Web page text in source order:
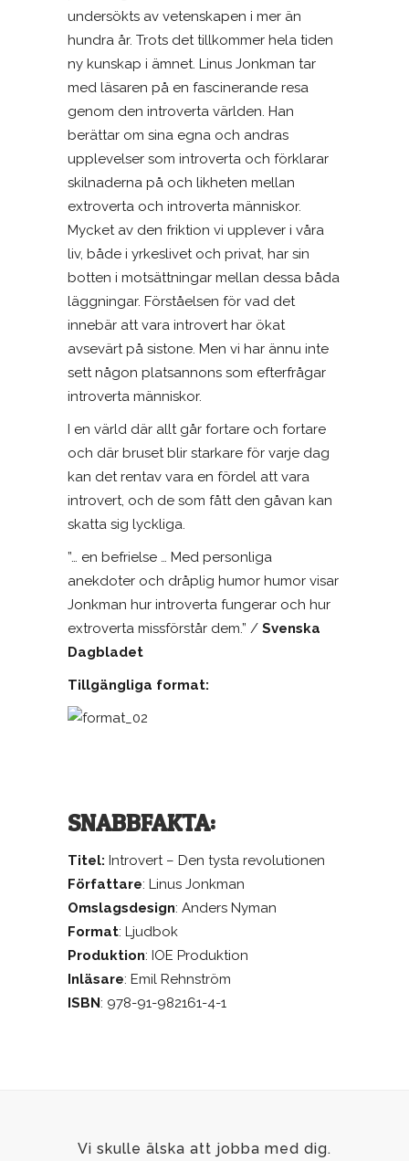
undersökts av vetenskapen i mer än
hundra år. Trots det tillkommer hela tiden
ny kunskap i ämnet. Linus Jonkman tar
med läsaren på en fascinerande resa
genom den introverta världen. Han
berättar om sina egna och andras
upplevelser som introverta och förklarar
skilnaderna på och likheten mellan
extroverta och introverta människor.
Mycket av den friktion vi upplever i våra
liv, både i yrkeslivet och privat, har sin
botten i motsättningar mellan dessa båda
läggningar. Förståelsen för vad det
innebär att vara introvert har ökat
avsevärt på sistone. Men vi har ännu inte
sett någon platsannons som efterfrågar
introverta människor.
I en värld där allt går fortare och fortare
och där bruset blir starkare för varje dag
kan det rentav vara en fördel att vara
introvert, och de som fått den gåvan kan
skatta sig lyckliga.
”… en befrielse … Med personliga
anekdoter och dråplig humor humor visar
Jonkman hur introverta fungerar och hur
extroverta missförstår dem.” / Svenska
Dagbladet
Tillgängliga format:
SNABBFAKTA:
Titel: Introvert – Den tysta revolutionen
Författare: Linus Jonkman
Omslagsdesign: Anders Nyman
Format: Ljudbok
Produktion: IOE Produktion
Inläsare: Emil Rehnström
ISBN: 978-91-982161-4-1
Vi skulle älska att jobba med dig.